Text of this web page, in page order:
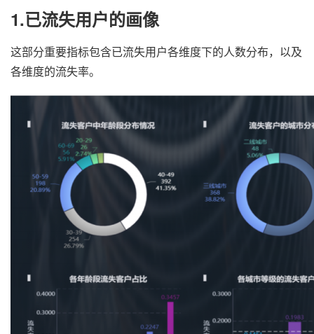
1.已流失用户的画像
这部分重要指标包含已流失用户各维度下的人数分布，以及
各维度的流失率。